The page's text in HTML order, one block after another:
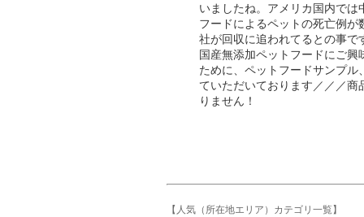
いましたね。アメリカ国内で
フードによるペットの死亡例
社が回収に追われてるとの事で
国産無添加ペットフードにご
ために、ペットフードサンプ
ていただいております／／／
りません！
【人気（所在地エリア）カテゴリ一覧】